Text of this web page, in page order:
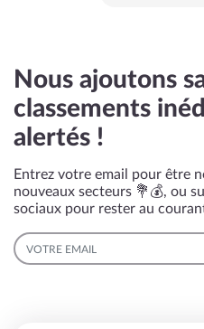
Nous ajoutons
classements
alertés !
Entrez votre email pour être
nouveaux secteurs 💐💰, ou
sociaux pour rester au
EMAIL